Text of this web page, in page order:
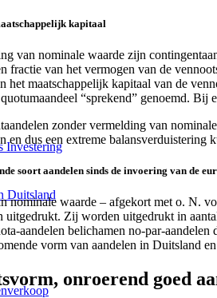
Investering
Duitsland
kapitaal
van nominale waarde zijn
fractie van het vermogen van de
het maatschappelijk kapitaal van de
“sprekend” genoemd. Bij
zonder vermelding van
en dus een extreme balansverduistering
soort aandelen sinds de invoering van de
nominale waarde – afgekort met o. N.
uitgedrukt. Zij worden uitgedrukt in
aandelen belichamen no-par-
vorm van aandelen in Duitsland
onroerend goed